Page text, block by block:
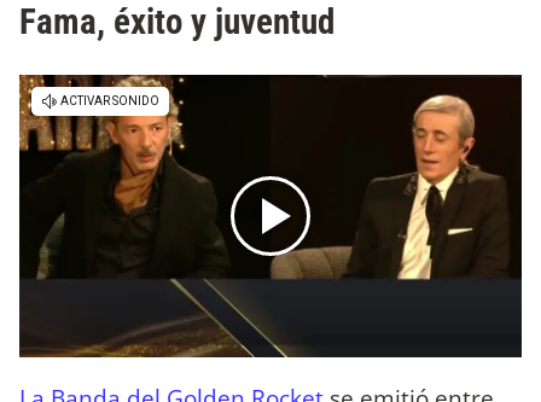
Fama, éxito y juventud